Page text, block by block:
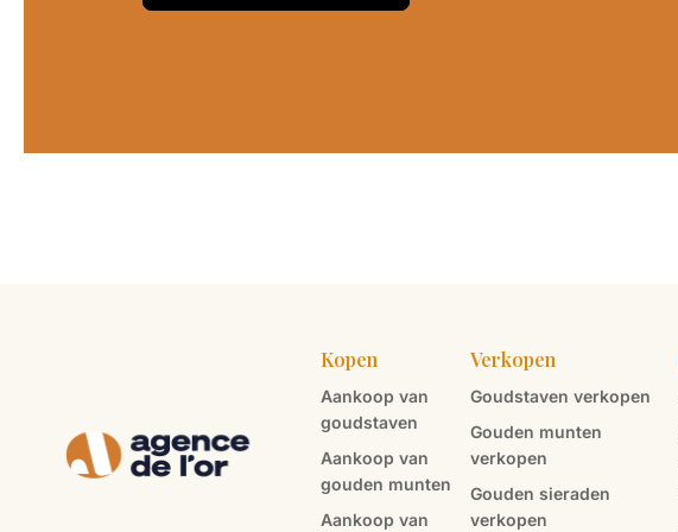
Kopen
Aankoop van
goudstaven
Aankoop van
gouden munten
Aankoop van
Verkopen
Goudstaven verkopen
Gouden munten
verkopen
Gouden sieraden
verkopen